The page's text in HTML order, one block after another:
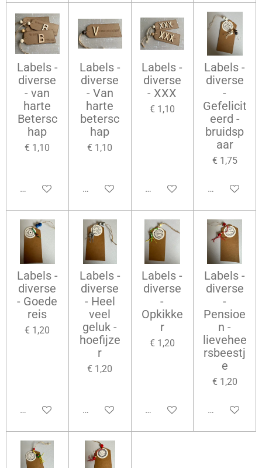
Labels -
diverse
- van
harte
Betersc
hap
€ 1,10
Bekijk details
Labels -
diverse
- Van
harte
betersc
hap
€ 1,10
Bekijk details
Labels -
diverse
- XXX
€ 1,10
Bekijk details
Labels -
diverse
-
Gefelicit
eerd -
bruidsp
aar
€ 1,75
Bekijk details
Labels -
diverse
- Goede
reis
€ 1,20
Bekijk details
Labels -
diverse
- Heel
veel
geluk -
hoefijze
r
€ 1,20
Bekijk details
Labels -
diverse
-
Opkikke
r
€ 1,20
Bekijk details
Labels -
diverse
-
Pensioe
n -
lievehee
rsbeestj
e
€ 1,20
Bekijk details